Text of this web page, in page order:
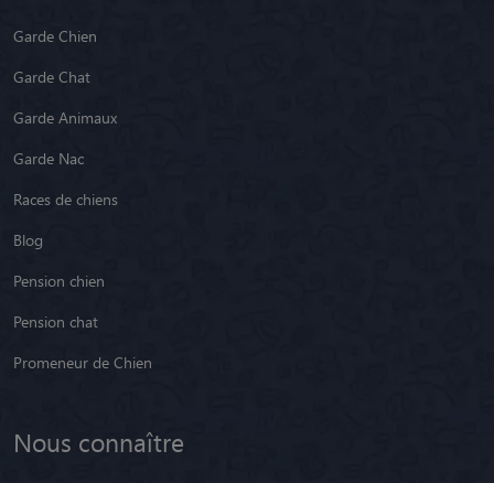
Garde Chien
Garde Chat
Garde Animaux
Garde Nac
Races de chiens
Blog
Pension chien
Pension chat
Promeneur de Chien
Nous connaître